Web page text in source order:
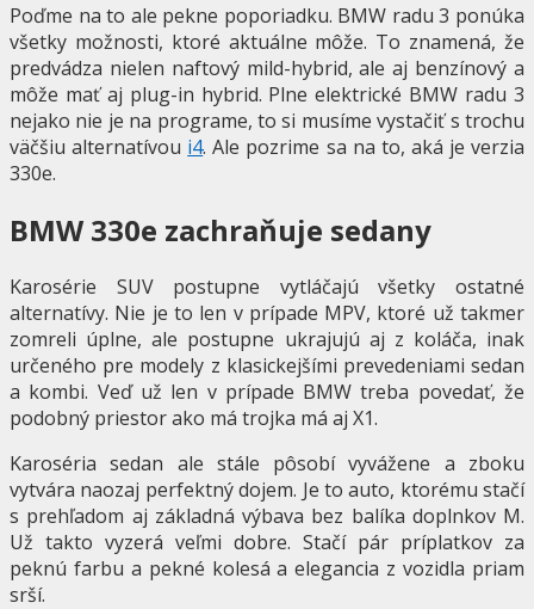
Poďme na to ale pekne poporiadku. BMW radu 3 ponúka
všetky možnosti, ktoré aktuálne môže. To znamená, že
predvádza nielen naftový mild-hybrid, ale aj benzínový a
môže mať aj plug-in hybrid. Plne elektrické BMW radu 3
nejako nie je na programe, to si musíme vystačiť s trochu
väčšiu alternatívou i4. Ale pozrime sa na to, aká je verzia
330e.
BMW 330e zachraňuje sedany
Karosérie SUV postupne vytláčajú všetky ostatné
alternatívy. Nie je to len v prípade MPV, ktoré už takmer
zomreli úplne, ale postupne ukrajujú aj z koláča, inak
určeného pre modely z klasickejšími prevedeniami sedan
a kombi. Veď už len v prípade BMW treba povedať, že
podobný priestor ako má trojka má aj X1.
Karoséria sedan ale stále pôsobí vyvážene a zboku
vytvára naozaj perfektný dojem. Je to auto, ktorému stačí
s prehľadom aj základná výbava bez balíka doplnkov M.
Už takto vyzerá veľmi dobre. Stačí pár príplatkov za
peknú farbu a pekné kolesá a elegancia z vozidla priam
srší.